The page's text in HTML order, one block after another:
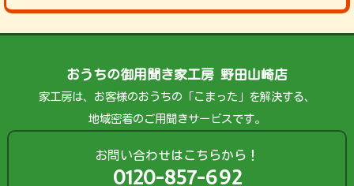
おうちの御用聞き家工房 野田山崎店
家工房は、お客様のおうちの「こまった」を解決する、
地域密着のご用聞きサービスです。
お問い合わせはこちらから！
0120-857-692